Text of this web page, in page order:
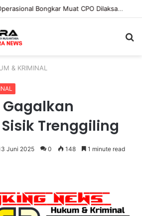
PENGGANTIAN KAPOLRI”KOMPETENSI ABSOLUT PRESIDEN”
& KRIMINAL
Trenggiling
Juni 2025 0 148 1 minute read